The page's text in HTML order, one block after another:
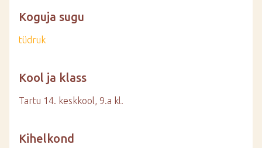
Koguja sugu
tüdruk
Kool ja klass
Tartu 14. keskkool, 9.a kl.
Kihelkond